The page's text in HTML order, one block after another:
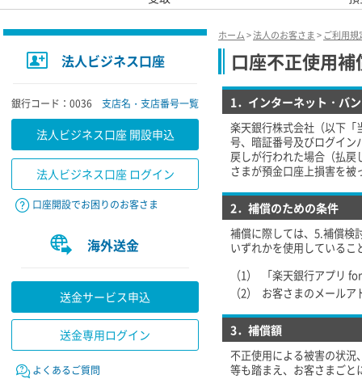
ホーム>法人のお客さま>ご利用規
口座不正使用
1．インターネット・バ
楽天銀行株式会社（以下「
号、暗証番号及びログイン
戻しが行われた場合（払
さまが預金口座上損害を
2．補償のための条件
補償に際しては、5.補償検
いずれかを使用しているこ
（1）
「楽天銀行アプリ
（2）
お客さまのメールア
3．補償額
不正使用による被害の状
等も踏まえ、お客さまごと
法人ビジネス口座
銀行コード：0036 支店名・支店番号一覧
法人ビジネス口座 開設申込
法人ビジネス口座 ログイン
口座開設でお困りのお客さま
海外送金
送金サービス申込
送金専用ログイン
よくあるご質問